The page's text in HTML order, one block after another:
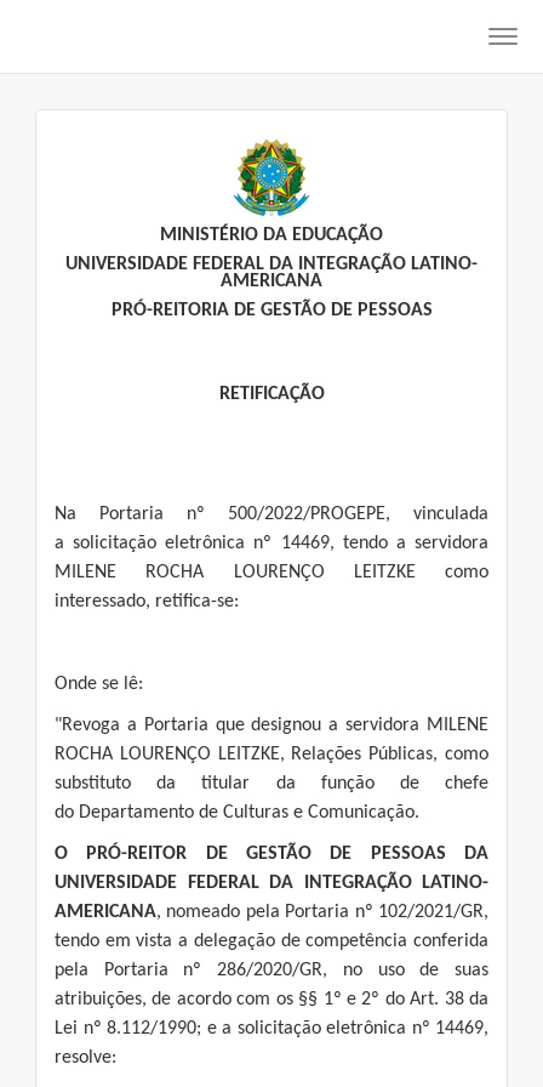
MINISTÉRIO DA EDUCAÇÃO
UNIVERSIDADE FEDERAL DA INTEGRAÇÃO LATINO-
AMERICANA
PRÓ-REITORIA DE GESTÃO DE PESSOAS
RETIFICAÇÃO
Na Portaria nº 500/2022/PROGEPE, vinculada
a solicitação eletrônica nº 14469, tendo a servidora
MILENE ROCHA LOURENÇO LEITZKE como
interessado, retifica-se:
Onde se lê:
"Revoga a Portaria que designou a servidora MILENE
ROCHA LOURENÇO LEITZKE, Relações Públicas, como
substituto da titular da função de chefe
do Departamento de Culturas e Comunicação.
O PRÓ-REITOR DE GESTÃO DE PESSOAS DA
UNIVERSIDADE FEDERAL DA INTEGRAÇÃO LATINO-
AMERICANA, nomeado pela Portaria nº 102/2021/GR,
tendo em vista a delegação de competência conferida
pela Portaria nº 286/2020/GR, no uso de suas
atribuições, de acordo com os §§ 1º e 2º do Art. 38 da
Lei nº 8.112/1990; e a solicitação eletrônica nº 14469,
resolve: